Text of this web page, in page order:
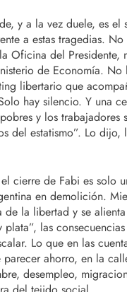
y a la vez duele, es el
a estas tragedias.
Oficina del Presidente,
de Economía. No
libertario que
hay silencio. Y una
y los trabajadores
del estatismo”. Lo dijo,
cierre de Fabi es solo
en demolición.
de la libertad y se
plata”, las
Lo que en las
ahorro, en la
desempleo,